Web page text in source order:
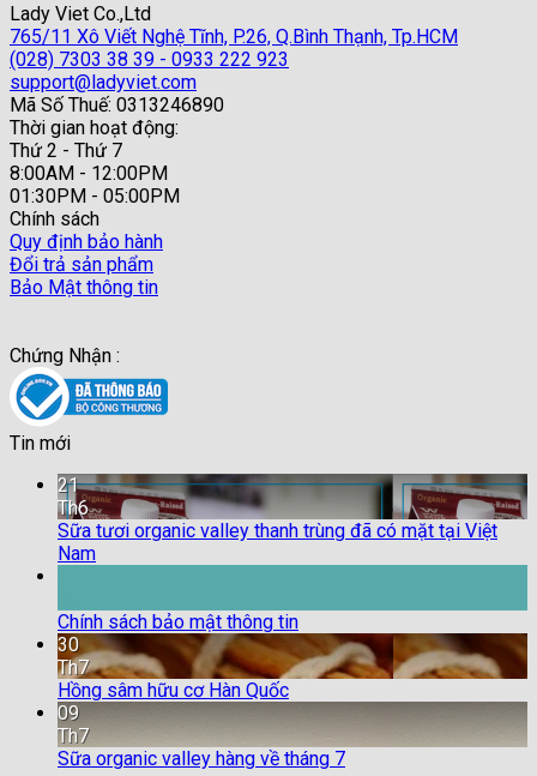
195,000 VND
Lady Viet Co.,Ltd
765/11 Xô Viết Nghệ Tĩnh, P.26, Q.Bình Thạnh, Tp.HCM
(028) 7303 38 39 - 0933 222 923
support@ladyviet.com
Mã Số Thuế: 0313246890
Thời gian hoạt động:
Thứ 2 - Thứ 7
8:00AM - 12:00PM
01:30PM - 05:00PM
Chính sách
Quy định bảo hành
Đổi trả sản phẩm
Bảo Mật thông tin
Chứng Nhận :
Tin mới
21
Th6
Sữa tươi organic valley thanh trùng đã có mặt tại Việt
Nam
Chính sách bảo mật thông tin
30
Th7
Hồng sâm hữu cơ Hàn Quốc
09
Th7
Sữa organic valley hàng về tháng 7